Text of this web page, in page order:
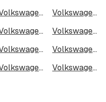
Volkswagen ID.7 i Hamar
Volkswagen ID.7 i Larvik
Volkswagen ID.7 i Molde
Volkswagen ID.7 i Kongsberg
Volkswagen ID.7 i Sarpsborg
Volkswagen ID.7 i Sandefjord
Volkswagen ID.7 i Narvik
Volkswagen ID.7 i Steinkjer